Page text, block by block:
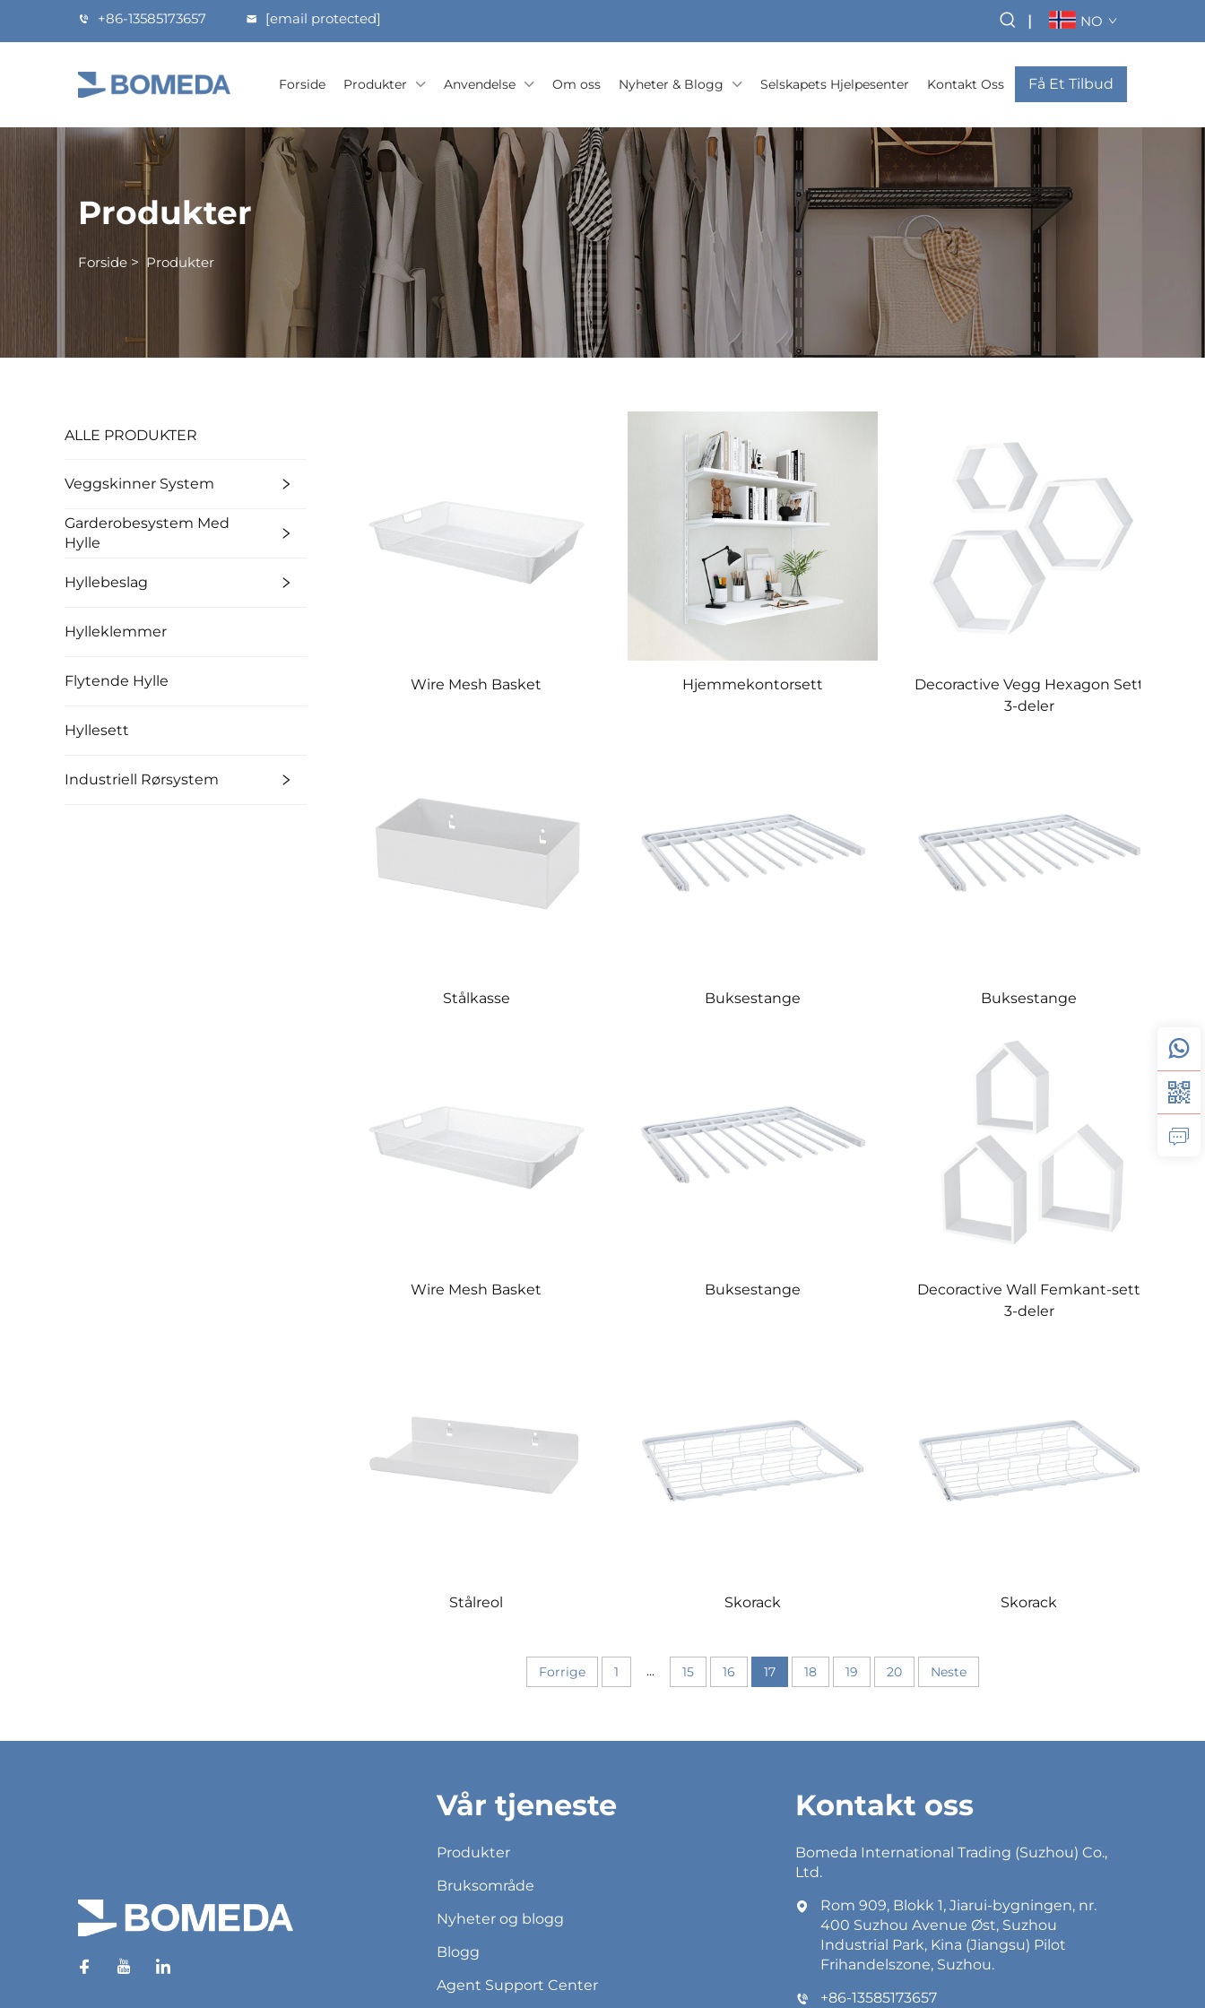
+86-13585173657 [email protected] | NO
Forside Produkter Anvendelse Om oss Nyheter & Blogg Selskapets Hjelpesenter Kontakt Oss Få Et Tilbud
Produkter
Forside > Produkter
ALLE PRODUKTER
Veggskinner System
Garderobesystem Med
Hylle
Hyllebeslag
Hylleklemmer
Flytende Hylle
Hyllesett
Industriell Rørsystem
Wire Mesh Basket Hjemmekontorsett
Decoractive Vegg Hexagon Sett
3-deler
Stålkasse Buksestange Buksestange
Wire Mesh Basket Buksestange
Decoractive Wall Femkant-sett
3-deler
Stålreol Skorack Skorack
Forrige 1 ... 15 16 17 18 19 20 Neste
Vår tjeneste
Produkter
Bruksområde
Nyheter og blogg
Blogg
Agent Support Center
Kontakt oss
Bomeda International Trading (Suzhou) Co.,
Ltd.
Rom 909, Blokk 1, Jiarui-bygningen, nr.
400 Suzhou Avenue Øst, Suzhou
Industrial Park, Kina (Jiangsu) Pilot
Frihandelszone, Suzhou.
+86-13585173657